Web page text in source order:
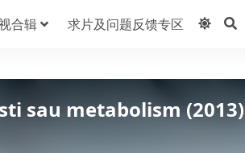
合辑 求片及问题反馈专区
sau metabolism (2013)